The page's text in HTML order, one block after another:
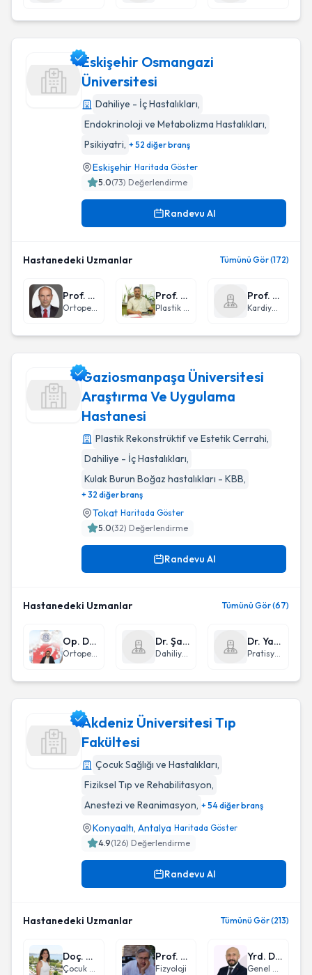
Eskişehir Osmangazi
Üniversitesi
Dahiliye - İç Hastalıkları,
Endokrinoloji ve Metabolizma Hastalıkları,
Psikiyatri, + 52 diğer branş
Eskişehir Haritada Göster
5.0(73) Değerlendirme
Randevu Al
Hastanedeki Uzmanlar Tümünü Gör (172)
Prof. Dr. Ulukan İnan
Ortopedi ve Travmatoloji
Prof. Dr. Yakup Karabağlı
Plastik Rekonstrüktif ve Estetik Cerrahi
Prof. Dr. Kadir Uğur Mert
Kardiyoloji
Gaziosmanpaşa Üniversitesi
Araştırma Ve Uygulama
Hastanesi
Plastik Rekonstrüktif ve Estetik Cerrahi,
Dahiliye - İç Hastalıkları,
Kulak Burun Boğaz hastalıkları - KBB,
+ 32 diğer branş
Tokat Haritada Göster
5.0(32) Değerlendirme
Randevu Al
Hastanedeki Uzmanlar Tümünü Gör (67)
Op. Dr. Orhan Balta
Ortopedi ve Travmatoloji
Dr. Şafak Şahin
Dahiliye - İç Hastalıkları
Dr. Yasin Taşkın
Pratisyen Hekimlik
Akdeniz Üniversitesi Tıp
Fakültesi
Çocuk Sağlığı ve Hastalıkları,
Fiziksel Tıp ve Rehabilitasyon,
Anestezi ve Reanimasyon, + 54 diğer branş
Konyaaltı, Antalya Haritada Göster
4.9(126) Değerlendirme
Randevu Al
Hastanedeki Uzmanlar Tümünü Gör (213)
Doç. Dr. Özlem Yayıcı Köken
Çocuk Nörolojisi
Prof. Dr. Ümit Kemal Şentürk
Fizyoloji
Yrd. Doç. Dr. Fatih Mutlu
Genel Cerrahi